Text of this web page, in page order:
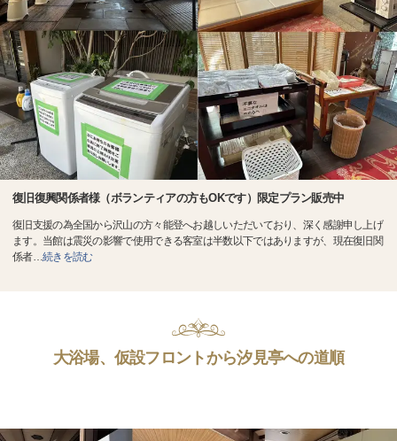
復旧復興関係者様（ボランティアの方もOKです）限定プラン販売中
復旧支援の為全国から沢山の方々能登へお越しいただいており、深く感謝申し上げ
ます。当館は震災の影響で使用できる客室は半数以下ではありますが、現在復旧関
係者…続きを読む
大浴場、仮設フロントから汐見亭への道順